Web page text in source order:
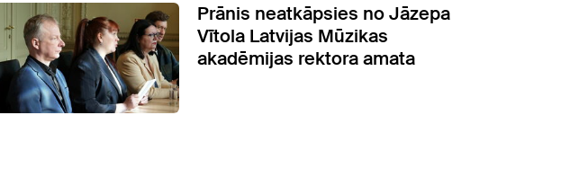
Prānis neatkāpsies no Jāzepa
Vītola Latvijas Mūzikas
akadēmijas rektora amata